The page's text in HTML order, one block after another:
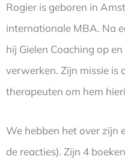
Rogier is geboren in
internationale MBA. Na
hij Gielen Coaching op
verwerken. Zijn missie is
therapeuten om hem
We hebben het over zijn
de reacties). Zijn 4